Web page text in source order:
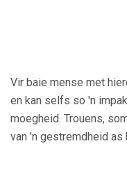
Vir baie mense met
en kan selfs so 'n
moegheid. Trouens,
van 'n gestremdheid